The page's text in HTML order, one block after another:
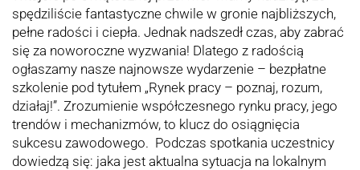
spędziliście fantastyczne chwile w gronie najbliższych,
pełne radości i ciepła. Jednak nadszedł czas, aby zabrać
się za noworoczne wyzwania! Dlatego z radością
ogłaszamy nasze najnowsze wydarzenie – bezpłatne
szkolenie pod tytułem „Rynek pracy – poznaj, rozum,
działaj!”. Zrozumienie współczesnego rynku pracy, jego
trendów i mechanizmów, to klucz do osiągnięcia
sukcesu zawodowego. Podczas spotkania uczestnicy
dowiedzą się: jaka jest aktualna sytuacja na lokalnym